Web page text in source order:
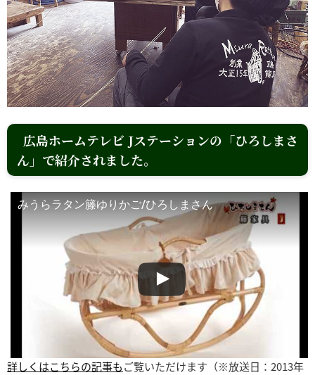
広島ホームテレビ Jステーションの「ひろしまさ
ん」で紹介されました。
みうらラタン籐ゆりかご/ひろしまさん
詳しくはこちらの記事もご覧いただけます（※放送日：2013年